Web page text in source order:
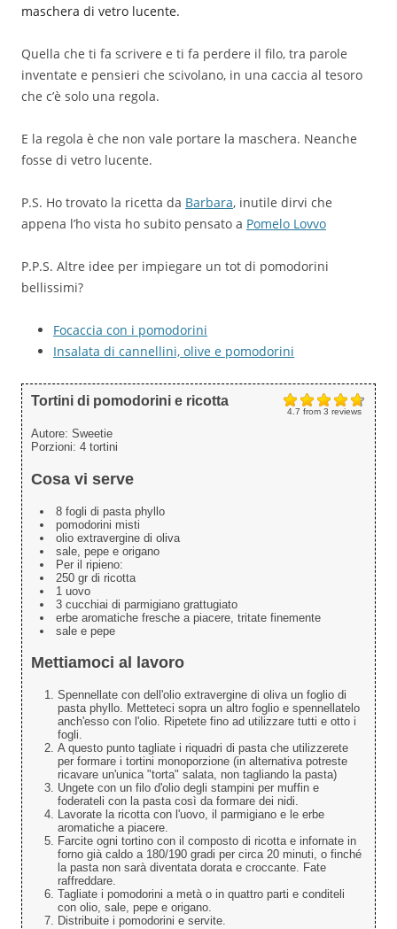
maschera di vetro lucente.
Quella che ti fa scrivere e ti fa perdere il filo, tra parole
inventate e pensieri che scivolano, in una caccia al tesoro
che c’è solo una regola.
E la regola è che non vale portare la maschera. Neanche
fosse di vetro lucente.
P.S. Ho trovato la ricetta da Barbara, inutile dirvi che
appena l’ho vista ho subito pensato a Pomelo Lovvo
P.P.S. Altre idee per impiegare un tot di pomodorini
bellissimi?
Focaccia con i pomodorini
Insalata di cannellini, olive e pomodorini
4.7 from 3 reviews
Tortini di pomodorini e ricotta
Autore: Sweetie
Porzioni: 4 tortini
Cosa vi serve
8 fogli di pasta phyllo
pomodorini misti
olio extravergine di oliva
sale, pepe e origano
Per il ripieno:
250 gr di ricotta
1 uovo
3 cucchiai di parmigiano grattugiato
erbe aromatiche fresche a piacere, tritate finemente
sale e pepe
Mettiamoci al lavoro
Spennellate con dell'olio extravergine di oliva un foglio di
pasta phyllo. Metteteci sopra un altro foglio e spennellatelo
anch'esso con l'olio. Ripetete fino ad utilizzare tutti e otto i
fogli.
A questo punto tagliate i riquadri di pasta che utilizzerete
per formare i tortini monoporzione (in alternativa potreste
ricavare un'unica "torta" salata, non tagliando la pasta)
Ungete con un filo d'olio degli stampini per muffin e
foderateli con la pasta così da formare dei nidi.
Lavorate la ricotta con l'uovo, il parmigiano e le erbe
aromatiche a piacere.
Farcite ogni tortino con il composto di ricotta e infornate in
forno già caldo a 180/190 gradi per circa 20 minuti, o finché
la pasta non sarà diventata dorata e croccante. Fate
raffreddare.
Tagliate i pomodorini a metà o in quattro parti e conditeli
con olio, sale, pepe e origano.
Distribuite i pomodorini e servite.